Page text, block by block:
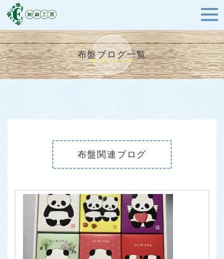
布盤ブログ一覧
布盤関連ブログ